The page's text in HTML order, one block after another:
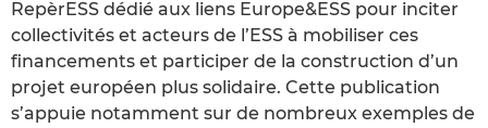
RepèrESS dédié aux liens Europe&ESS pour inciter
collectivités et acteurs de l’ESS à mobiliser ces
financements et participer de la construction d’un
projet européen plus solidaire. Cette publication
s’appuie notamment sur de nombreux exemples de